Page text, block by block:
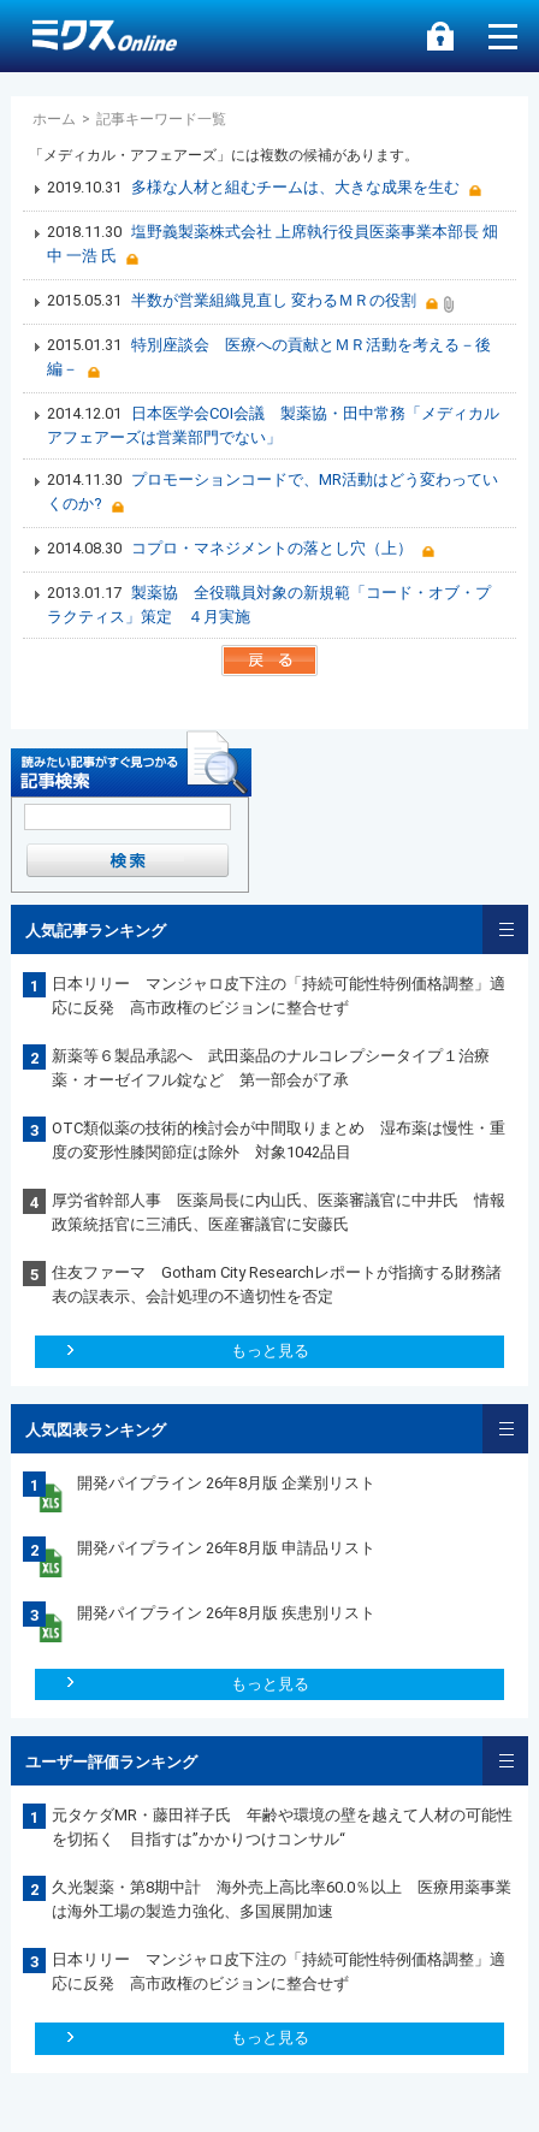
ホーム > 記事キーワード一覧
「メディカル・アフェアーズ」には複数の候補があります。
2019.10.31 多様な人材と組むチームは、大きな成果を生む
2018.11.30 塩野義製薬株式会社 上席執行役員医薬事業本部長 畑
中 一浩 氏
2015.05.31 半数が営業組織見直し 変わるＭＲの役割
2015.01.31
特別座談会 医療への貢献とＭＲ活動を考える－後
編－
2014.12.01
日本医学会COI会議 製薬協・田中常務「メディカル
アフェアーズは営業部門でない」
2014.11.30
プロモーションコードで、MR活動はどう変わってい
くのか?
2014.08.30 コプロ・マネジメントの落とし穴（上）
2013.01.17 製薬協 全役職員対象の新規範「コード・オブ・プ
ラクティス」策定 ４月実施
人気記事ランキング
1
日本リリー マンジャロ皮下注の「持続可能性特例価格調整」適
応に反発 高市政権のビジョンに整合せず
2
新薬等６製品承認へ 武田薬品のナルコレプシータイプ１治療
薬・オーゼイフル錠など 第一部会が了承
3
OTC類似薬の技術的検討会が中間取りまとめ 湿布薬は慢性・重
度の変形性膝関節症は除外 対象1042品目
4
厚労省幹部人事 医薬局長に内山氏、医薬審議官に中井氏 情報
政策統括官に三浦氏、医産審議官に安藤氏
5
住友ファーマ Gotham City Researchレポートが指摘する財務諸
表の誤表示、会計処理の不適切性を否定
もっと見る
人気図表ランキング
1 開発パイプライン 26年8月版 企業別リスト
2 開発パイプライン 26年8月版 申請品リスト
3 開発パイプライン 26年8月版 疾患別リスト
もっと見る
ユーザー評価ランキング
1
元タケダMR・藤田祥子氏 年齢や環境の壁を越えて人材の可能性
を切拓く 目指すは”かかりつけコンサル“
2
久光製薬・第8期中計 海外売上高比率60.0％以上 医療用薬事業
は海外工場の製造力強化、多国展開加速
3
日本リリー マンジャロ皮下注の「持続可能性特例価格調整」適
応に反発 高市政権のビジョンに整合せず
もっと見る